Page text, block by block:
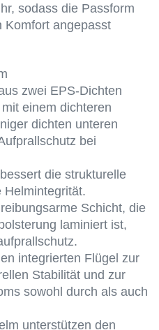
sodass die Passform
Komfort angepasst
zwei EPS-Dichten
einem dichteren
dichten unteren
bei
die strukturelle
Helmintegrität.
Schicht, die
laminiert ist,
integrierten Flügel zur
Stabilität und zur
sowohl durch als auch
unterstützen den